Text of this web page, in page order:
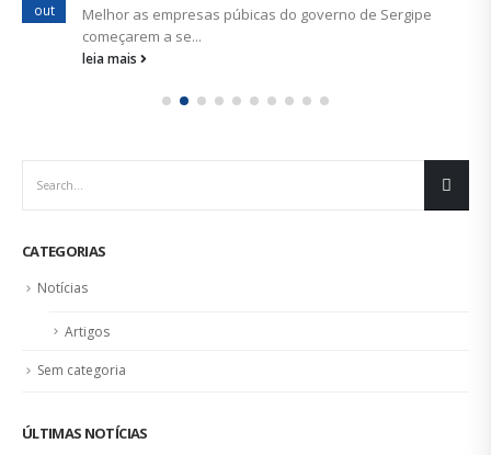
out
Melhor as empresas púbicas do governo de Sergipe
começarem a se...
leia mais
CATEGORIAS
Notícias
Artigos
Sem categoria
ÚLTIMAS NOTÍCIAS